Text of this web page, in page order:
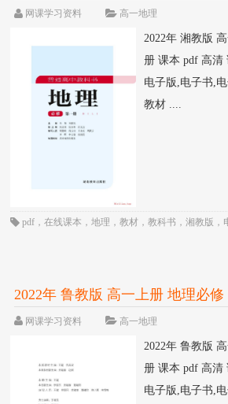
高清
网课学习资料 高一地理
2022年 湘教版
册 课本 pdf 高清
电子版,电子书,
教材 ....
pdf ，在线课本 ，地理 ，教材 ，教科书 ，湘教版 ，
2022年 鲁教版 高一上册 地理必
高清
网课学习资料 高一地理
2022年 鲁教版
册 课本 pdf 高清
电子版,电子书,